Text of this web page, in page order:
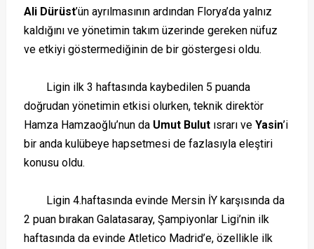
Ali Dürüst’ün ayrılmasının ardından Florya’da yalnız
kaldığını ve yönetimin takım üzerinde gereken nüfuz
ve etkiyi göstermediğinin de bir göstergesi oldu.
Ligin ilk 3 haftasında kaybedilen 5 puanda
doğrudan yönetimin etkisi olurken, teknik direktör
Hamza Hamzaoğlu’nun da Umut Bulutısrarı ve Yasin’i
bir anda kulübeye hapsetmesi de fazlasıyla eleştiri
konusu oldu.
Ligin 4.haftasında evinde Mersin İY karşısında da
2 puan bırakan Galatasaray, Şampiyonlar Ligi’nin ilk
haftasında da evinde Atletico Madrid’e, özellikle ilk